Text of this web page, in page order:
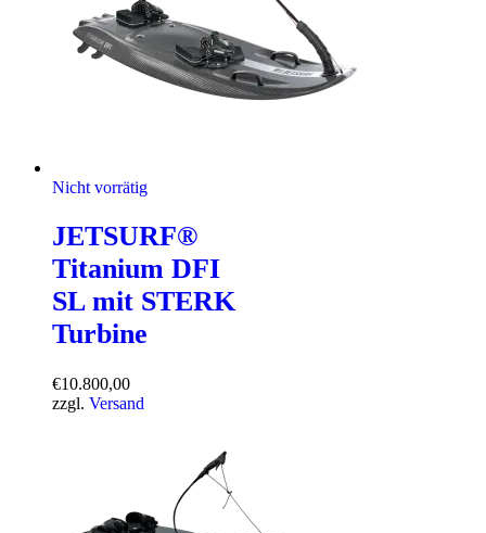
Nicht vorrätig
JETSURF®
Titanium DFI
SL mit STERK
Turbine
€10.800,00
zzgl. Versand